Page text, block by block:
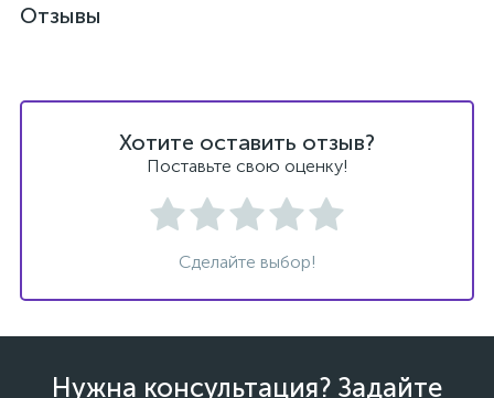
Отзывы
Хотите оставить отзыв?
Поставьте свою оценку!
Сделайте выбор!
Нужна консультация? Задайте